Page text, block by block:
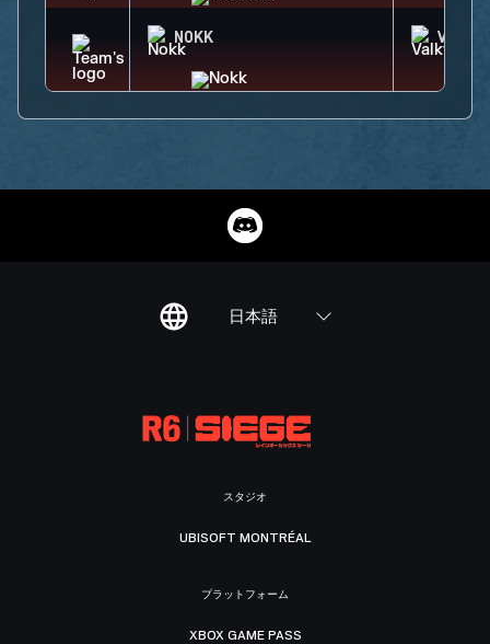
NOKK
日本語
スタジオ
UBISOFT MONTRÉAL
プラットフォーム
XBOX GAME PASS